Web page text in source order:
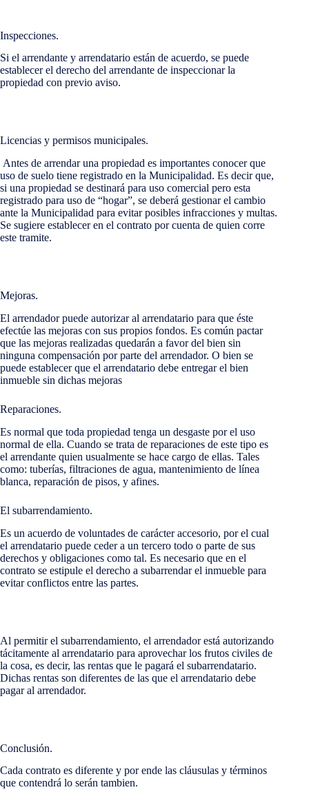
Inspecciones.
Si el arrendante y arrendatario están de acuerdo, se puede
establecer el derecho del arrendante de inspeccionar la
propiedad con previo aviso.
Licencias y permisos municipales.
Antes de arrendar una propiedad es importantes conocer que
uso de suelo tiene registrado en la Municipalidad. Es decir que,
si una propiedad se destinará para uso comercial pero esta
registrado para uso de “hogar”, se deberá gestionar el cambio
ante la Municipalidad para evitar posibles infracciones y multas.
Se sugiere establecer en el contrato por cuenta de quien corre
este tramite.
Mejoras.
El arrendador puede autorizar al arrendatario para que éste
efectúe las mejoras con sus propios fondos. Es común pactar
que las mejoras realizadas quedarán a favor del bien sin
ninguna compensación por parte del arrendador. O bien se
puede establecer que el arrendatario debe entregar el bien
inmueble sin dichas mejoras
Reparaciones.
Es normal que toda propiedad tenga un desgaste por el uso
normal de ella. Cuando se trata de reparaciones de este tipo es
el arrendante quien usualmente se hace cargo de ellas. Tales
como: tuberías, filtraciones de agua, mantenimiento de línea
blanca, reparación de pisos, y afines.
El subarrendamiento.
Es un acuerdo de voluntades de carácter accesorio, por el cual
el arrendatario puede ceder a un tercero todo o parte de sus
derechos y obligaciones como tal. Es necesario que en el
contrato se estipule el derecho a subarrendar el inmueble para
evitar conflictos entre las partes.
Al permitir el subarrendamiento, el arrendador está autorizando
tácitamente al arrendatario para aprovechar los frutos civiles de
la cosa, es decir, las rentas que le pagará el subarrendatario.
Dichas rentas son diferentes de las que el arrendatario debe
pagar al arrendador.
Conclusión.
Cada contrato es diferente y por ende las cláusulas y términos
que contendrá lo serán tambien.